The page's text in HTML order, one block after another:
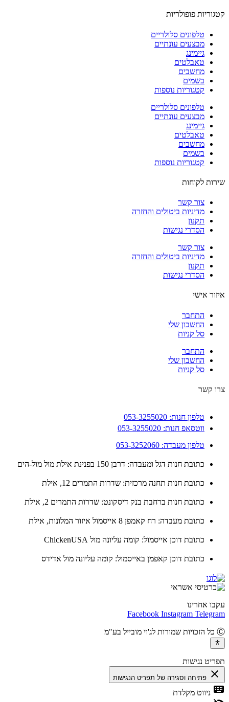
פופולריות
טלפונים סלולריים
מבצעים עונתיים
גיימינג
טאבלטים
מחשבים
בשמים
קטגוריות נוספות
טלפונים סלולריים
מבצעים עונתיים
גיימינג
טאבלטים
מחשבים
בשמים
קטגוריות נוספות
לקוחות
צור קשר
מדיניות ביטולים והחזרה
תקנון
הסדרי נגישות
צור קשר
מדיניות ביטולים והחזרה
תקנון
הסדרי נגישות
אישי
התחבר
החשבון שלי
סל קניות
התחבר
החשבון שלי
סל קניות
קשר
טלפון חנות: 053-3255020
ווטסאפ חנות: 053-3255020
טלפון מעבדה: 053-3252060
כתובת חנות דגל ומעבדה: דרבן 150 בפנינת אילת מול מול-הים
כתובת חנות תחנה מרכזית: שדרות התמרים 12, אילת
כתובת חנות ברחבת בנק דיסקונט: שדרות התמרים 2, אילת
כתובת מעבדה: רח קאמפן 8 אייסמול איזור המלונות, אילת
כתובת דוכן אייסמול: קומה עליונה מול ChickenUSA
כתובת דוכן קאפמן באייסמול: קומה עליונה מול אדידס
אחרינו
Facebook Instagram
נגישות
פתיחה וסגירה של תפריט הנגישות
ניווט מקלדת